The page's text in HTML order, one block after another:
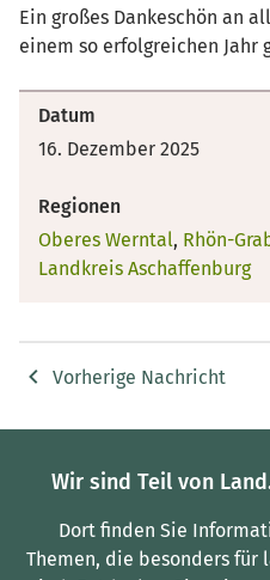
Ein großes Dankeschön an
einem so erfolgreichen Jahr
Datum
16. Dezember 2025
Regionen
Oberes Werntal, Rhön-
Landkreis Aschaffenburg
Vorherige Nachricht
Wir sind Teil von
Dort finden Sie
Themen, die besonders